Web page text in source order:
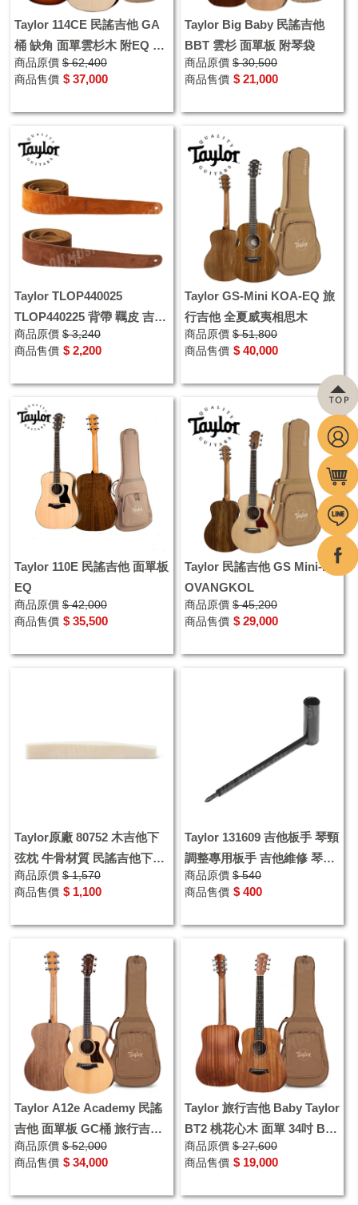
Taylor 114CE 民謠吉他 GA
桶 缺角 面單雲杉木 附EQ 可
插電木吉他 墨廠
商品原價 $ 62,400
商品售價 $ 37,000
Taylor Big Baby 民謠吉他
BBT 雲杉 面單板 附琴袋
商品原價 $ 30,500
商品售價 $ 21,000
Taylor TLOP440025
TLOP440225 背帶 羈皮 吉他
背帶 深咖啡色 蜂蜜色 加拿大
製
商品原價 $ 3,240
商品售價 $ 2,200
Taylor GS-Mini KOA-EQ 旅
行吉他 全夏威夷相思木
商品原價 $ 51,800
商品售價 $ 40,000
Taylor 110E 民謠吉他 面單板
EQ
商品原價 $ 42,000
商品售價 $ 35,500
Taylor 民謠吉他 GS Mini-E
OVANGKOL
商品原價 $ 45,200
商品售價 $ 29,000
Taylor原廠 80752 木吉他下
弦枕 牛骨材質 民謠吉他下弦
枕 吉他弦枕
商品原價 $ 1,570
商品售價 $ 1,100
Taylor 131609 吉他板手 琴頸
調整專用板手 吉他維修 琴頸
調整工具 不適用古典吉他
商品原價 $ 540
商品售價 $ 400
Taylor A12e Academy 民謠
吉他 面單板 GC桶 旅行吉他
可插電木吉他
商品原價 $ 52,000
商品售價 $ 34,000
Taylor 旅行吉他 Baby Taylor
BT2 桃花心木 面單 34吋 BT-
2 木吉他 公司貨
商品原價 $ 27,600
商品售價 $ 19,000